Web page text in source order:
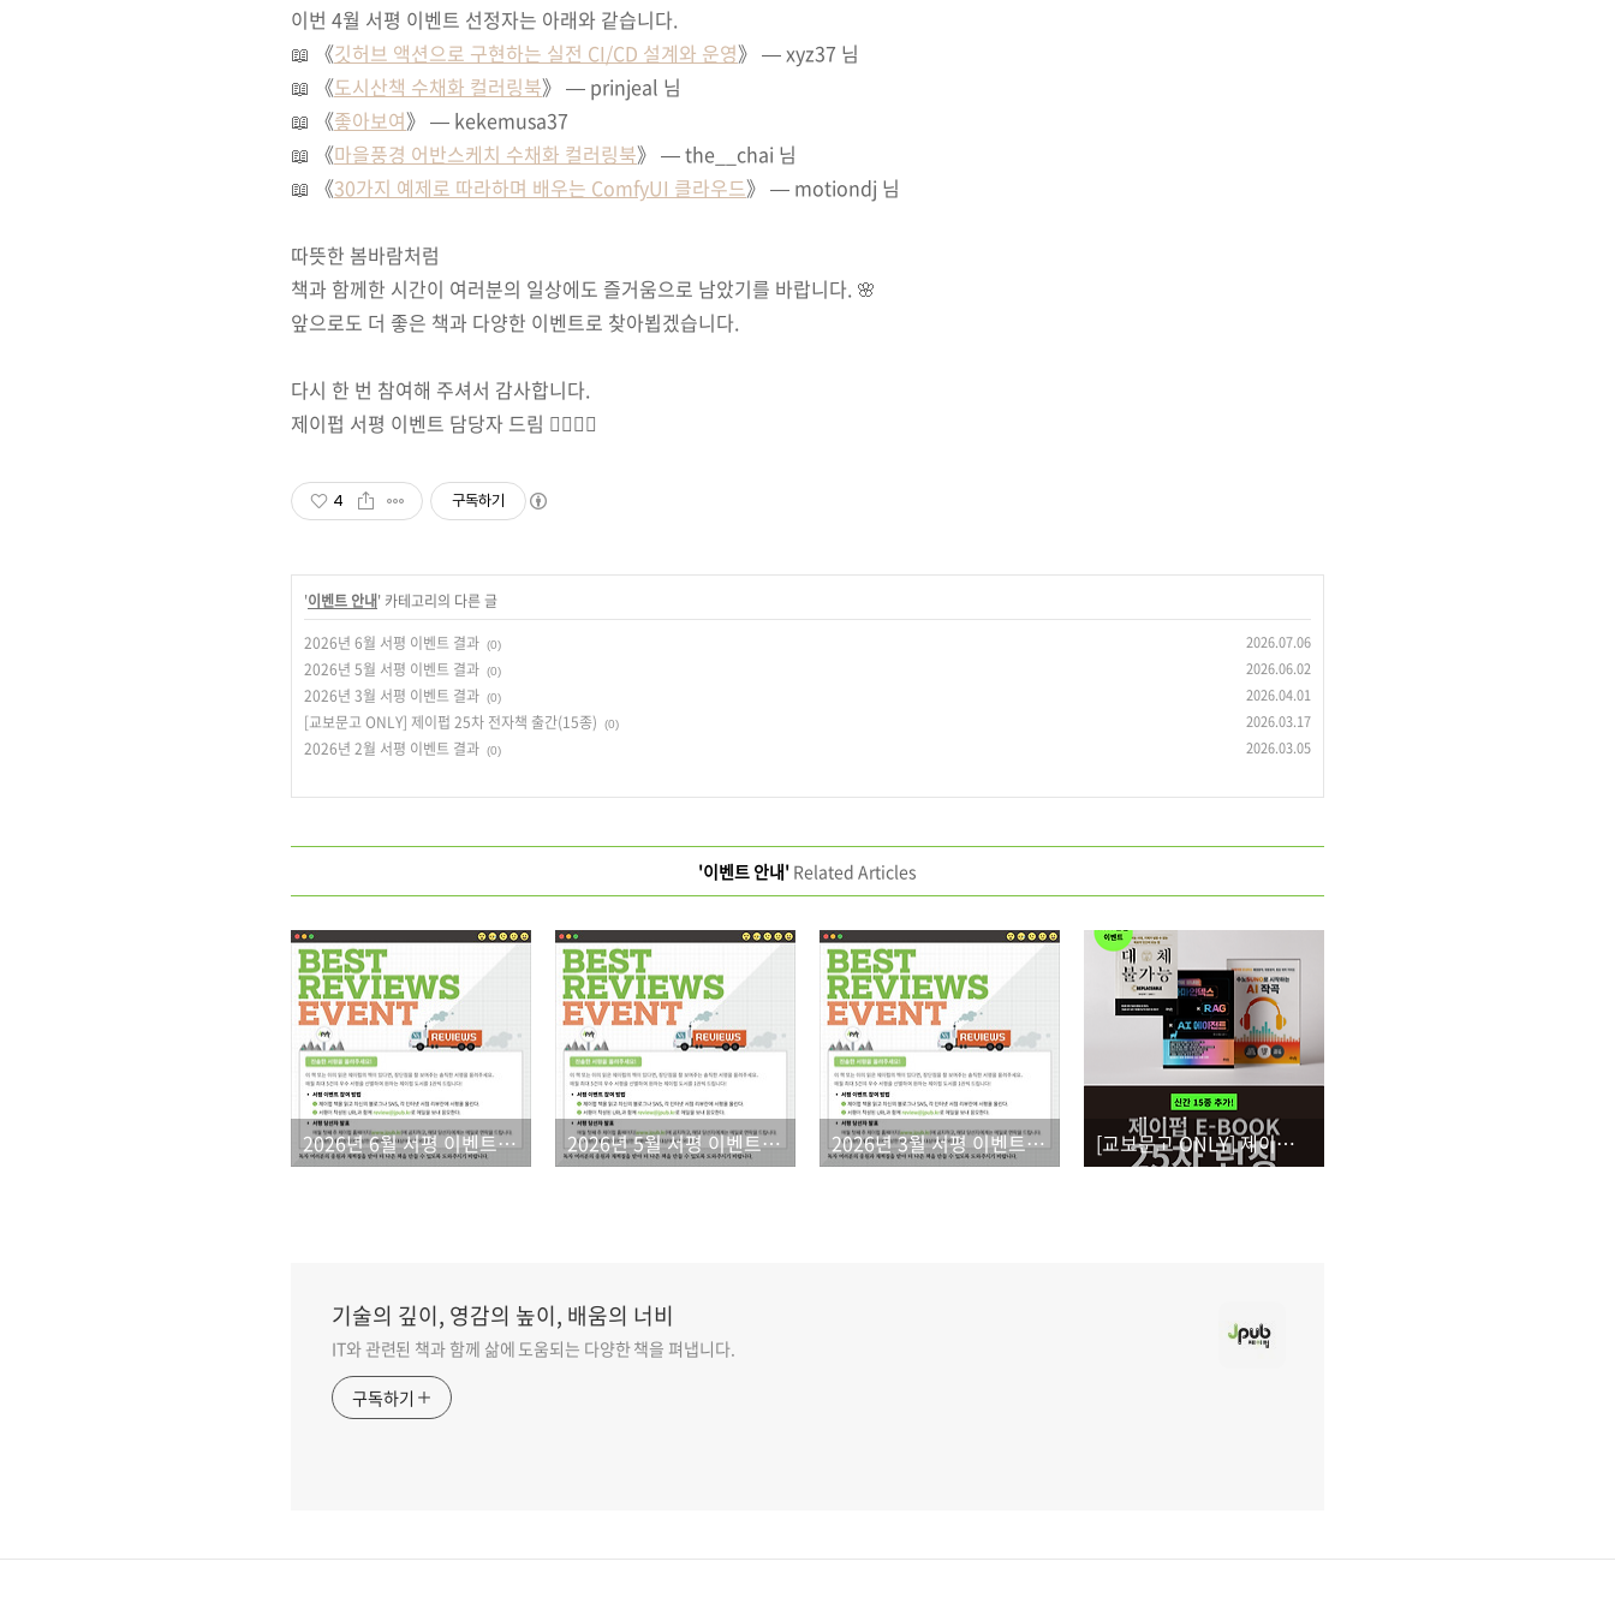
이번 4월 서평 이벤트 선정자는 아래와 같습니다.
📖 《깃허브 액션으로 구현하는 실전 CI/CD 설계와 운영》 — xyz37 님
📖 《도시산책 수채화 컬러링북》 — prinjeal 님
📖 《좋아보여》 — kekemusa37
📖 《마을풍경 어반스케치 수채화 컬러링북》 — the__chai 님
📖 《30가지 예제로 따라하며 배우는 ComfyUI 클라우드》 — motiondj 님
따뜻한 봄바람처럼
책과 함께한 시간이 여러분의 일상에도 즐거움으로 남았기를 바랍니다. 🌸
앞으로도 더 좋은 책과 다양한 이벤트로 찾아뵙겠습니다.
다시 한 번 참여해 주셔서 감사합니다.
제이펍 서평 이벤트 담당자 드림 🙇‍♂️🙇‍♀️
4 구독하기
'이벤트 안내' 카테고리의 다른 글
2026년 6월 서평 이벤트 결과 (0) 2026.07.06
2026년 5월 서평 이벤트 결과 (0) 2026.06.02
2026년 3월 서평 이벤트 결과 (0) 2026.04.01
[교보문고 ONLY] 제이펍 25차 전자책 출간(15종) (0) 2026.03.17
2026년 2월 서평 이벤트 결과 (0) 2026.03.05
'이벤트 안내' Related Articles
2026년 6월 서평 이벤트 결과 2026년 5월 서평 이벤트 결과 2026년 3월 서평 이벤트 결과 [교보문고 ONLY] 제이펍 25차 전자책 출간(15종)
기술의 깊이, 영감의 높이, 배움의 너비
IT와 관련된 책과 함께 삶에 도움되는 다양한 책을 펴냅니다.
구독하기